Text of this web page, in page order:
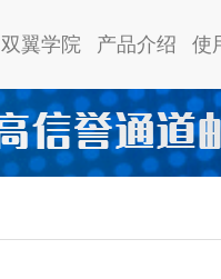
双翼学院 产品介绍 使